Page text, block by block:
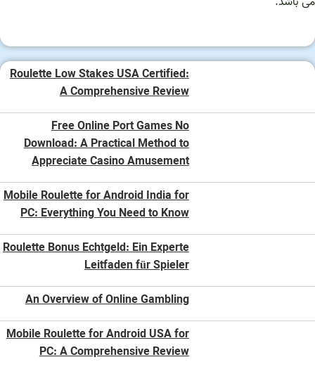
Roulette Low Stakes USA Certified:
A Comprehensive Review
Free Online Port Games No
Download: A Practical Method to
Appreciate Casino Amusement
Mobile Roulette for Android India for
PC: Everything You Need to Know
Roulette Bonus Echtgeld: Ein Experte
Leitfaden für Spieler
An Overview of Online Gambling
Mobile Roulette for Android USA for
PC: A Comprehensive Review